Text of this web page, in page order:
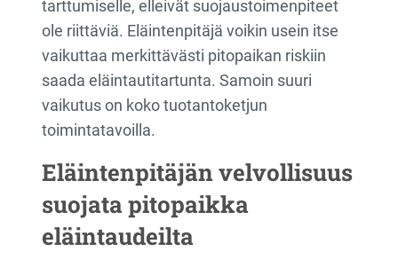
tarttumiselle, elleivät suojaustoimenpiteet
ole riittäviä. Eläintenpitäjä voikin usein itse
vaikuttaa merkittävästi pitopaikan riskiin
saada eläintautitartunta. Samoin suuri
vaikutus on koko tuotantoketjun
toimintatavoilla.
Eläintenpitäjän velvollisuus
suojata pitopaikka
eläintaudeilta